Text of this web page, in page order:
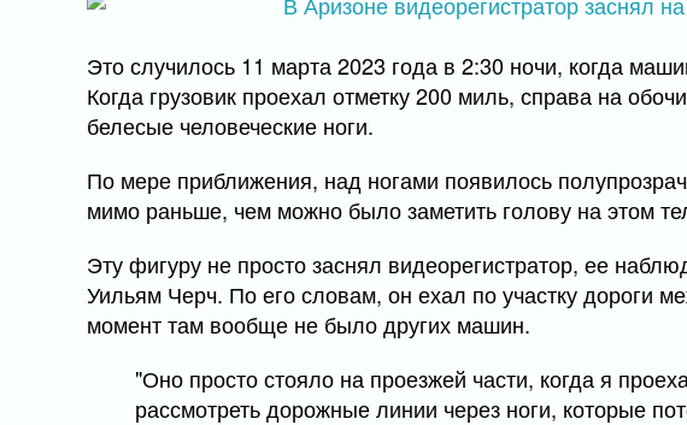
Это случилось 11 марта 2023 года в 2:30 ночи, когда
Когда грузовик проехал отметку 200 миль, справа на
белесые человеческие ноги.
По мере приближения, над ногами появилось
мимо раньше, чем можно было заметить голову на этом
Эту фигуру не просто заснял видеорегистратор, ее
Уильям Черч. По его словам, он ехал по участку дороги
момент там вообще не было других машин.
"Оно просто стояло на проезжей части, когда я
рассмотреть дорожные линии через ноги, которые